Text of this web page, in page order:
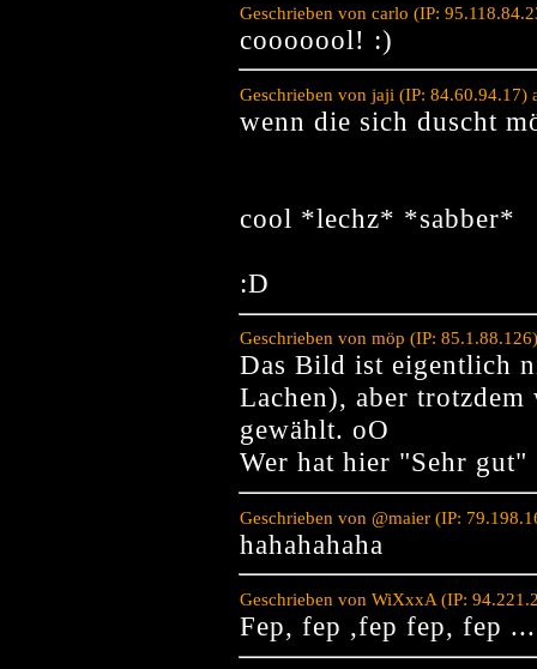
Geschrieben von carlo (IP:
cooooool! :)
Geschrieben von jaji (IP: 84.60.94.17)
wenn die sich duscht
cool *lechz* *sabber*
:D
Geschrieben von möp (IP:
Das Bild ist eigentlich
Lachen), aber
gewählt. oO
Wer hat hier "Sehr gut"
Geschrieben von @maier (IP:
hahahahaha
Geschrieben von WiXxxA (IP:
Fep, fep ,fep fep, fep